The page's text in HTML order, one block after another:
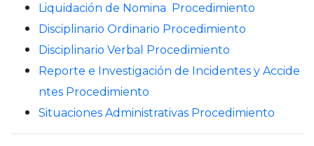
Liquidación de Nomina Procedimiento
Disciplinario Ordinario Procedimiento
Disciplinario Verbal Procedimiento
Reporte e Investigación de Incidentes y Accide
ntes Procedimiento
Situaciones Administrativas Procedimiento